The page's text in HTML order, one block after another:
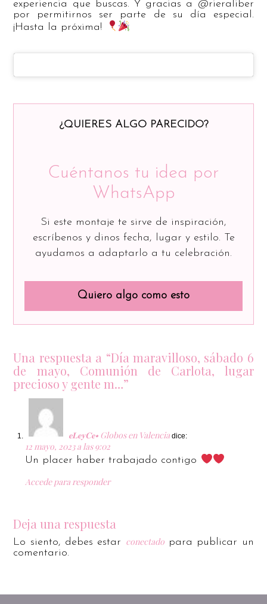
experiencia que buscas. Y gracias a @rieraliber
por permitirnos ser parte de su día especial.
¡Hasta la próxima!
¿QUIERES ALGO PARECIDO?
Cuéntanos tu idea por
WhatsApp
Si este montaje te sirve de inspiración,
escríbenos y dinos fecha, lugar y estilo. Te
ayudamos a adaptarlo a tu celebración.
Quiero algo como esto
Una respuesta a “Día maravilloso, sábado 6
de mayo, Comunión de Carlota, lugar
precioso y gente m…”
𝐞𝐋𝐞𝐲𝐂𝐞• Globos en Valencia dice:
12 mayo, 2023 a las 9:02
Un placer haber trabajado contigo
Accede para responder
Deja una respuesta
Lo siento, debes estar conectadopara publicar un
comentario.